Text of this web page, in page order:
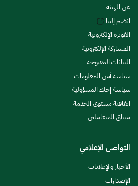
عن الهيئة
انضم إلينا
الفوترة الإلكترونية
المشاركة الإلكترونية
البيانات المفتوحة
سياسة أمن المعلومات
سياسة إخلاء المسؤولية
اتفاقية مستوى الخدمة
ميثاق المتعاملين
التواصل الإعلامي
الأخبار والإعلانات
الإصدارات